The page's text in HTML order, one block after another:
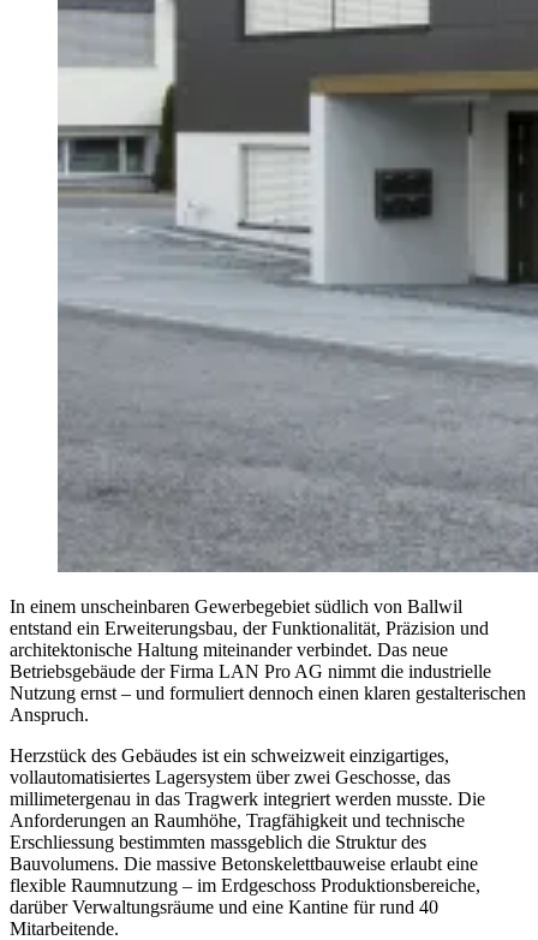
In einem unscheinbaren Gewerbegebiet südlich von Ballwil
entstand ein Erweiterungsbau, der Funktionalität, Präzision und
architektonische Haltung miteinander verbindet. Das neue
Betriebsgebäude der Firma LAN Pro AG nimmt die industrielle
Nutzung ernst – und formuliert dennoch einen klaren gestalterischen
Anspruch.
Herzstück des Gebäudes ist ein schweizweit einzigartiges,
vollautomatisiertes Lagersystem über zwei Geschosse, das
millimetergenau in das Tragwerk integriert werden musste. Die
Anforderungen an Raumhöhe, Tragfähigkeit und technische
Erschliessung bestimmten massgeblich die Struktur des
Bauvolumens. Die massive Betonskelettbauweise erlaubt eine
flexible Raumnutzung – im Erdgeschoss Produktionsbereiche,
darüber Verwaltungsräume und eine Kantine für rund 40
Mitarbeitende.